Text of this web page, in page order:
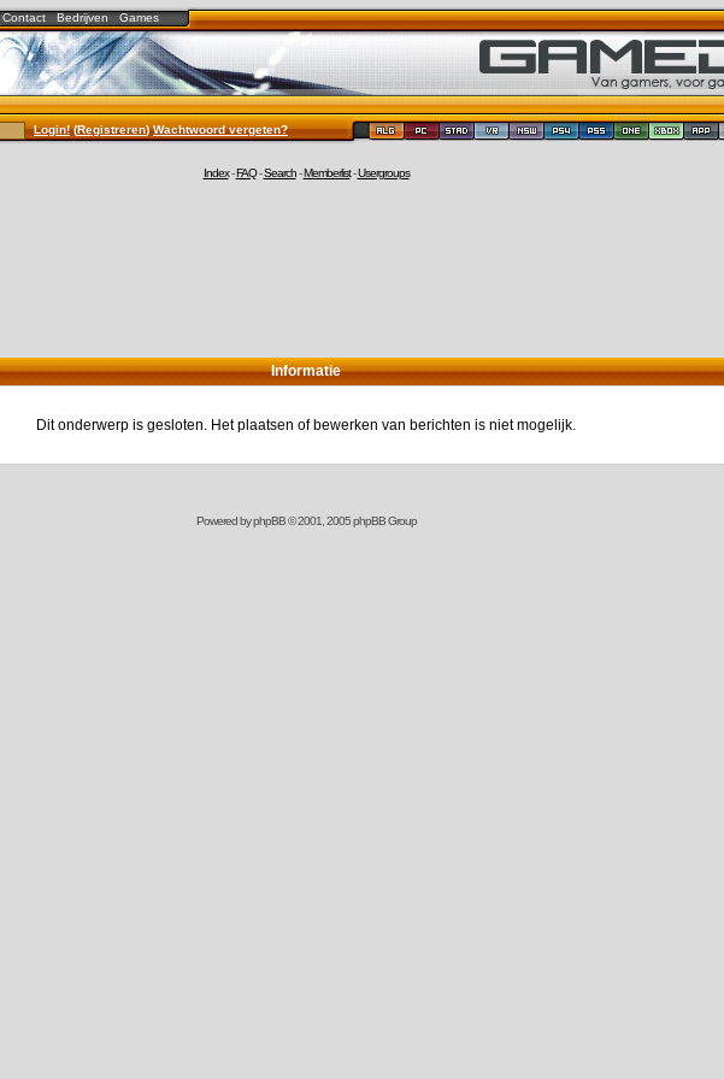
Contact Bedrijven Games
Login!(Registreren)Wachtwoord vergeten?
Index-FAQ-Search-Memberlist-Usergroups
Informatie
Dit onderwerp is gesloten. Het plaatsen of bewerken van berichten is niet mogelijk.
Powered byphpBB© 2001, 2005 phpBB Group